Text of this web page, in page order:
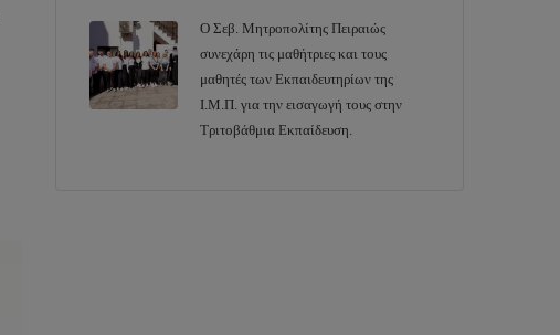
Ο Σεβ. Μητροπολίτης Πειραιώς
συνεχάρη τις μαθήτριες και τους
μαθητές των Εκπαιδευτηρίων της
Ι.Μ.Π. για την εισαγωγή τους στην
Τριτοβάθμια Εκπαίδευση.